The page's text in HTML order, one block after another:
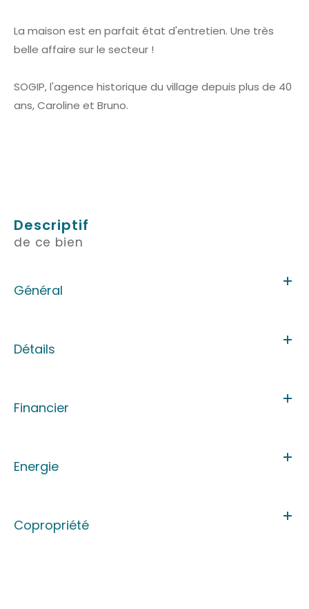
La maison est en parfait état d'entretien. Une très
belle affaire sur le secteur !
SOGIP, l'agence historique du village depuis plus de 40
ans, Caroline et Bruno.
descriptif
de ce bien
Général
Détails
Financier
Energie
Copropriété